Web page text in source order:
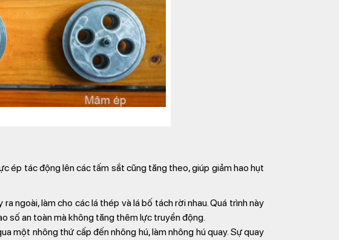
ép tác động lên các tấm sắt cũng tăng theo, giúp giảm hao hụt
ngoài, làm cho các lá thép và lá bố tách rời nhau. Quá trình này
số an toàn mà không tăng thêm lực truyền động.
một nhông thứ cấp đến nhông hú, làm nhông hú quay. Sự quay